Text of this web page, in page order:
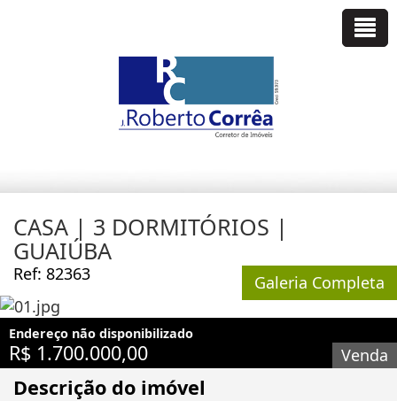
CASA | 3 DORMITÓRIOS |
GUAIÚBA
Ref: 82363 Galeria Completa
Endereço não disponibilizado
R$ 1.700.000,00 Venda
Descrição do imóvel